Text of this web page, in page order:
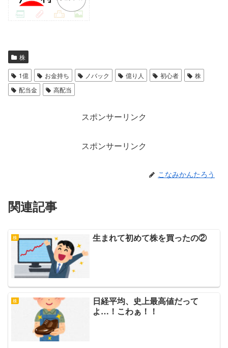
株
1億 お金持ち ノバック 億り人 初心者
株
配当金
高配当
スポンサーリンク
スポンサーリンク
こなみかんたろう
関連記事
株 生まれて初めて株を買ったの②
株
日経平均、史上最高値だって
よ…！こわぁ！！